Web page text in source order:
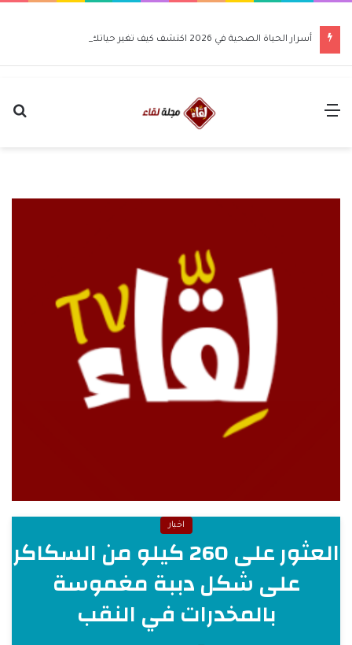
أسرار الحياة الصحية في 2026 اكتشف كيف تغير حياتك للأفضل
القائمة
اخبار
العثور على 260 كيلو من السكاكر
على شكل دببة مغموسة
بالمخدرات في النقب